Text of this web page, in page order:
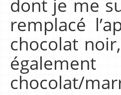
dont je me
remplacé
chocolat
chocolat/